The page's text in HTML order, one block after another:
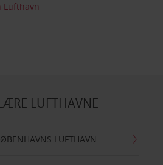
Lufthavn
LUFTHAVNE
LUFTHAVN